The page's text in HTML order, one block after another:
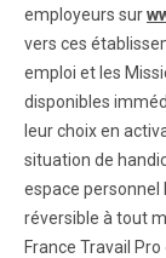
employeurs sur
vers ces
emploi et les
disponibles
leur choix en
situation de
espace personnel
réversible à tout
France Travail